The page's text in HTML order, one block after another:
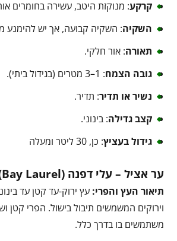
קרקע: מנוקזת היטב, עשירה בחומרים
השקיה: השקיה קבועה, אך יש להימנע
תאורה: אור חלקי.
גובה הצמח: 1–3 מטרים (בגידול ביתי).
נשיר או תדיר: תדיר.
קצב גדילה: בינוני.
גידול בעציץ: כן, 30 ליטר ומעלה
ער אציל – עלי דפנה (Bay Laurel)
תיאור העץ והפרי:עץ ירוק-עד קטן עד
וירוקים המשמשים תיבול בישול. הפרי קטן
משתמשים בו בדרך כלל.